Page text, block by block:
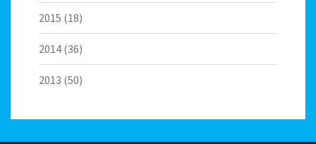
2015 (18)
2014 (36)
2013 (50)